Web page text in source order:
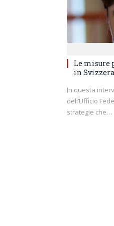
Le misure
in
In questa
dell’Ufficio
strategie che…